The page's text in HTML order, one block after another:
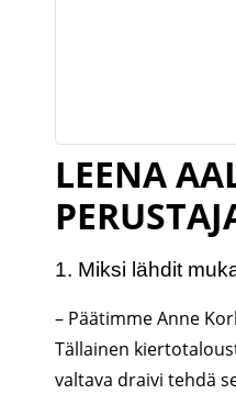
LEENA
1.⁠ ⁠Miksi lähdit
– Päätimme Anne
Tällainen
valtava draivi tehdä